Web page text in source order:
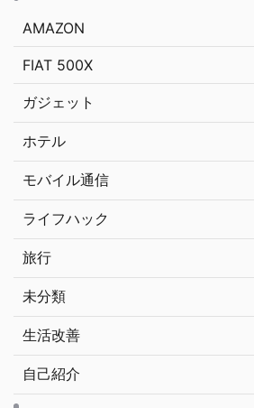
AMAZON
FIAT 500X
ガジェット
ホテル
モバイル通信
ライフハック
旅行
未分類
生活改善
自己紹介